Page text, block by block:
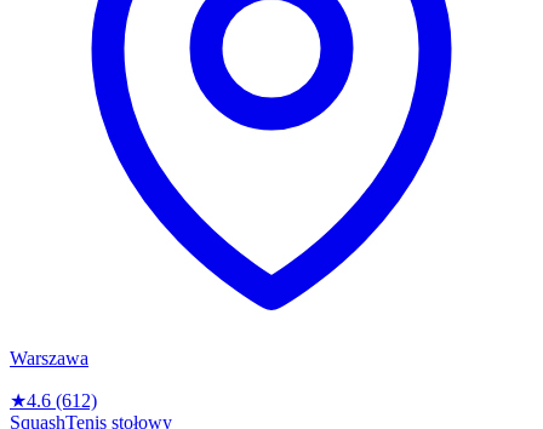
Warszawa
★4.6 (612)
SquashTenis stołowy